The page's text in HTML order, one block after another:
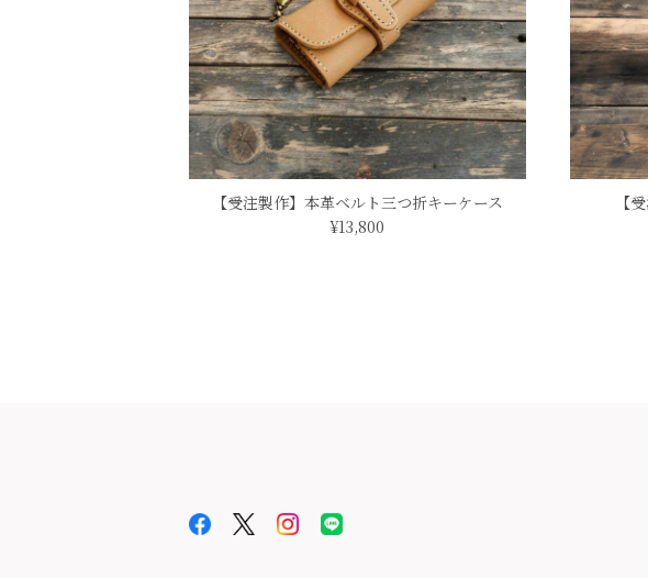
【受注製作】本革サドルレザースマホiPhone
2021/10/31
非常に良かったです。
このた
【受注製作】本革ベルト三つ折キーケース
¥13,800
【